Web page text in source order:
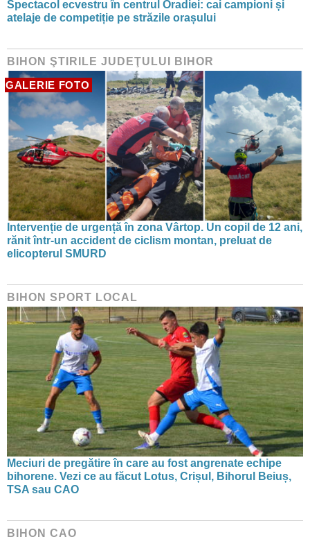
Spectacol ecvestru în centrul Oradiei: cai campioni și
atelaje de competiție pe străzile orașului
BIHON ŞTIRILE JUDEŢULUI BIHOR
GALERIE FOTO
Intervenție de urgență în zona Vârtop. Un copil de 12 ani,
rănit într-un accident de ciclism montan, preluat de
elicopterul SMURD
BIHON SPORT LOCAL
Meciuri de pregătire în care au fost angrenate echipe
bihorene. Vezi ce au făcut Lotus, Crișul, Bihorul Beiuș,
TSA sau CAO
BIHON CAO